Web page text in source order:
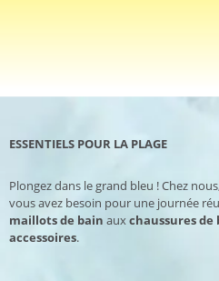
ESSENTIELS POUR LA PLAGE
Plongez dans le grand bleu ! Chez
vous avez besoin pour une journée
maillots de bain auxchaussures de
accessoires.